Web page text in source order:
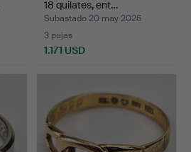
18 quilates, ent…
Subastado 20 may 2026
3 pujas
1.171 USD